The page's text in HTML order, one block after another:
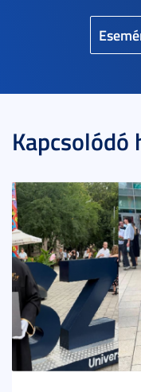
Kapcsolódó